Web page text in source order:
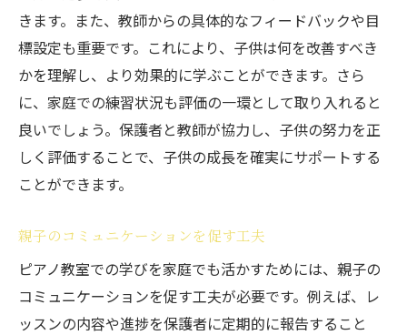
きます。また、教師からの具体的なフィードバックや目
標設定も重要です。これにより、子供は何を改善すべき
かを理解し、より効果的に学ぶことができます。さら
に、家庭での練習状況も評価の一環として取り入れると
良いでしょう。保護者と教師が協力し、子供の努力を正
しく評価することで、子供の成長を確実にサポートする
ことができます。
親子のコミュニケーションを促す工夫
ピアノ教室での学びを家庭でも活かすためには、親子の
コミュニケーションを促す工夫が必要です。例えば、レ
ッスンの内容や進捗を保護者に定期的に報告すること